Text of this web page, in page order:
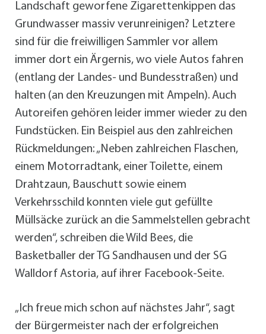
Landschaft geworfene Zigarettenkippen das
Grundwasser massiv verunreinigen? Letztere
sind für die freiwilligen Sammler vor allem
immer dort ein Ärgernis, wo viele Autos fahren
(entlang der Landes- und Bundesstraßen) und
halten (an den Kreuzungen mit Ampeln). Auch
Autoreifen gehören leider immer wieder zu den
Fundstücken. Ein Beispiel aus den zahlreichen
Rückmeldungen: „Neben zahlreichen Flaschen,
einem Motorradtank, einer Toilette, einem
Drahtzaun, Bauschutt sowie einem
Verkehrsschild konnten viele gut gefüllte
Müllsäcke zurück an die Sammelstellen gebracht
werden“, schreiben die Wild Bees, die
Basketballer der TG Sandhausen und der SG
Walldorf Astoria, auf ihrer Facebook-Seite.
„Ich freue mich schon auf nächstes Jahr“, sagt
der Bürgermeister nach der erfolgreichen